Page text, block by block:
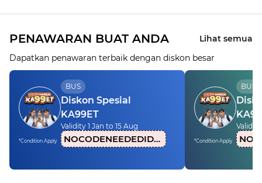
PENAWARAN BUAT ANDA
Lihat semua
Dapatkan penawaran terbaik dengan diskon besar
*Condition Apply
BUS
Diskon Spesial
KA99ET
Validity 1 Jan to 15 Aug
NOCODENEEDEDIDN1 *Condition Apply
BUS
Validity